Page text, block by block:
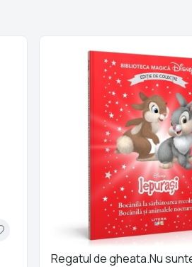
Regatul de gheata.Nu